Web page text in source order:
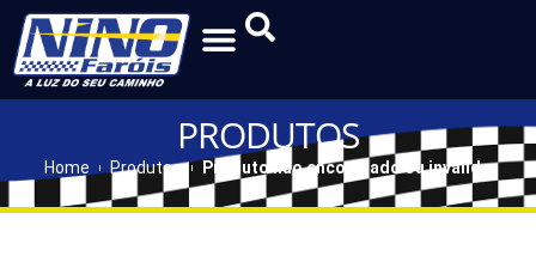
PRODUTOS
Home Produtos Produto não encontrado ou inválido